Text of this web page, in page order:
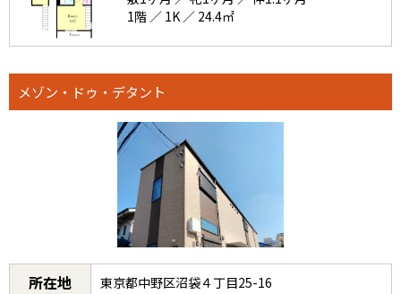
1階 ／ 1K ／ 24.4㎡
メゾン・ドゥ・デタント
所在地 東京都中野区沼袋４丁目25-16